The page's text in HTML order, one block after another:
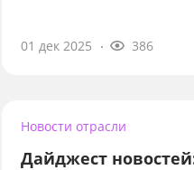
01 дек 2025 386
Новости отрасли
Дайджест